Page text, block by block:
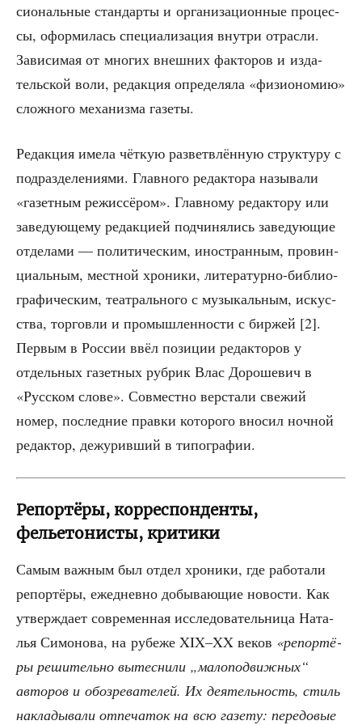
си­о­наль­ные стан­дар­ты и орга­ни­за­ци­он­ные про­цес­
сы, офор­ми­лась спе­ци­а­ли­за­ция внут­ри отрас­ли.
Зави­си­мая от мно­гих внеш­них фак­то­ров и изда­
тель­ской воли, редак­ция опре­де­ля­ла «физио­но­мию»
слож­но­го меха­низ­ма газеты.
Редак­ция име­ла чёт­кую раз­ветв­лён­ную струк­ту­ру с
под­раз­де­ле­ни­я­ми. Глав­но­го редак­то­ра назы­ва­ли
«газет­ным режис­сё­ром». Глав­но­му редак­то­ру или
заве­ду­ю­ще­му редак­ци­ей под­чи­ня­лись заве­ду­ю­щие
отде­ла­ми — поли­ти­че­ским, ино­стран­ным, про­вин­
ци­аль­ным, мест­ной хро­ни­ки, лите­ра­тур­но-биб­лио­
гра­фи­че­ским, теат­раль­но­го с музы­каль­ным, искус­
ства, тор­гов­ли и про­мыш­лен­но­сти с бир­жей [2].
Пер­вым в Рос­сии ввёл пози­ции редак­то­ров у
отдель­ных газет­ных руб­рик Влас Доро­ше­вич в
«Рус­ском сло­ве». Сов­мест­но вер­ста­ли све­жий
номер, послед­ние прав­ки кото­ро­го вно­сил ноч­ной
редак­тор, дежу­рив­ший в типографии.
Репортёры, корреспонденты,
фельетонисты, критики
Самым важ­ным был отдел хро­ни­ки, где рабо­та­ли
репор­тё­ры, еже­днев­но добы­ва­ю­щие ново­сти. Как
утвер­жда­ет совре­мен­ная иссле­до­ва­тель­ни­ца Ната­
лья Симо­но­ва, на рубе­же XIX–XX веков «репор­тё­
ры реши­тель­но вытес­ни­ли „мало­по­движ­ных“
авто­ров и обо­зре­ва­те­лей. Их дея­тель­ность, стиль
накла­ды­ва­ли отпе­ча­ток на всю газе­ту: пере­до­вые